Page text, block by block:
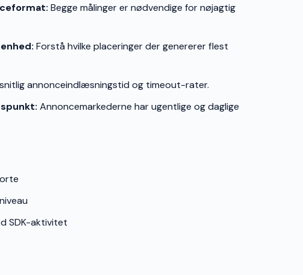
Begge målinger er nødvendige for nøjagtig
Forstå hvilke placeringer der genererer flest
annonceindlæsningstid og timeout-rater.
Annoncemarkederne har ugentlige og daglige
SDK-aktivitet